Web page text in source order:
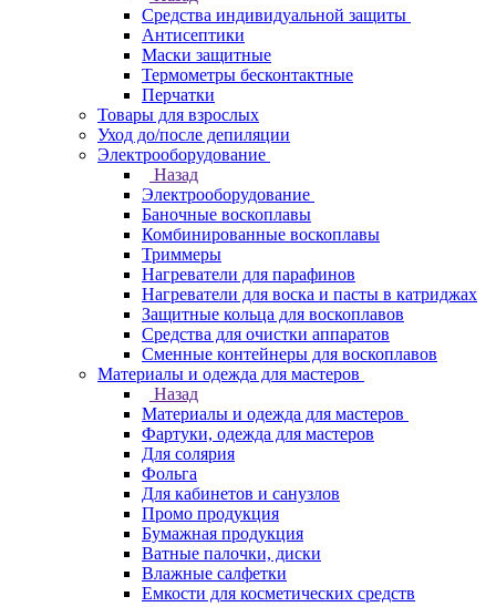
Средства индивидуальной защиты
Антисептики
Маски защитные
Термометры бесконтактные
Перчатки
Товары для взрослых
Уход до/после депиляции
Электрооборудование
Назад
Электрооборудование
Баночные воскоплавы
Комбинированные воскоплавы
Триммеры
Нагреватели для парафинов
Нагреватели для воска и пасты в катриджах
Защитные кольца для воскоплавов
Средства для очистки аппаратов
Сменные контейнеры для воскоплавов
Материалы и одежда для мастеров
Назад
Материалы и одежда для мастеров
Фартуки, одежда для мастеров
Для солярия
Фольга
Для кабинетов и санузлов
Промо продукция
Бумажная продукция
Ватные палочки, диски
Влажные салфетки
Емкости для косметических средств